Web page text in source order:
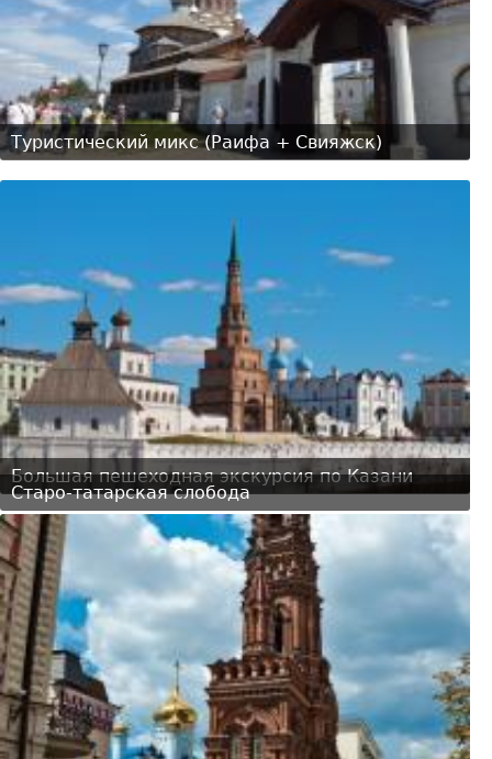
Туристический микс (Раифа + Свияжск)
Большая пешеходная экскурсия по Казани
Старо-татарская слобода